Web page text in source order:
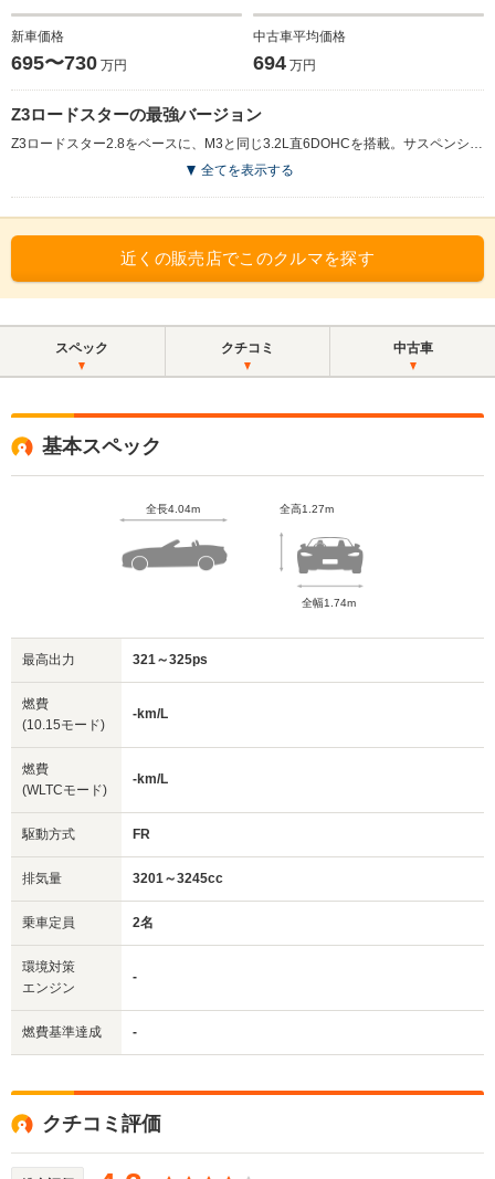
新車価格
695〜730 万円
中古車平均価格
694 万円
Z3ロードスターの最強バージョン
Z3ロードスター2.8をベースに、M3と同じ3.2L直6DOHCを搭載。サスペンションやブレーキもこれに合わせて強化されている。外観ではブレーキ冷却用ダクトを追加した大型フロントスポイラー、リアの4本出し大径テールパイプなどが大きな特徴。クロームのサイドグリルにはMマークが付けられている。このほか安全確保のためのロールバーやセンターコンソールの追加メーター、ナッパ・レザーを多用したインテリアなどを装備している。(1998.10)
全てを表示する
近くの販売店でこのクルマを探す
スペック クチコミ 中古車
基本スペック
全長4.04m 全高1.27m
全幅1.74m
最高出力 321～325ps
燃費
(10.15モード)
-km/L
燃費
(WLTCモード)
-km/L
駆動方式 FR
排気量 3201～3245cc
乗車定員 2名
環境対策
エンジン
-
燃費基準達成 -
クチコミ評価